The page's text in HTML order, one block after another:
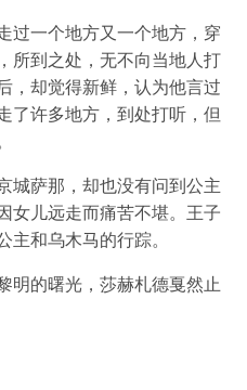
过一个地方又一个地方，穿
所到之处，无不向当地人打
，却觉得新鲜，认为他言过
了许多地方，到处打听，但
城萨那，却也没有问到公主
女儿远走而痛苦不堪。王子
主和乌木马的行踪。
明的曙光，莎赫札德戛然止